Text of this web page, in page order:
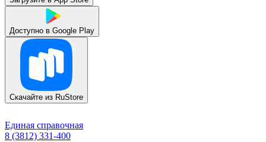
Доступно в Google Play
Скачайте из RuStore
Единая справочная
8 (3812) 331-400